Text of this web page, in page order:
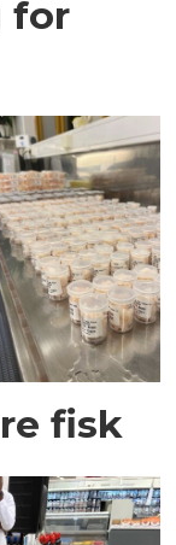
for
fisk